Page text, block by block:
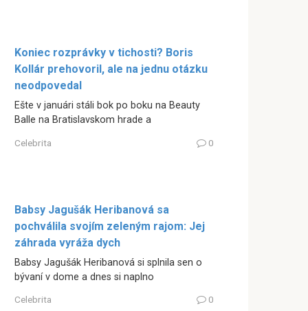
Koniec rozprávky v tichosti? Boris
Kollár prehovoril, ale na jednu otázku
neodpovedal
Ešte v januári stáli bok po boku na Beauty
Balle na Bratislavskom hrade a
Celebrita 0
Babsy Jagušák Heribanová sa
pochválila svojím zeleným rajom: Jej
záhrada vyráža dych
Babsy Jagušák Heribanová si splnila sen o
bývaní v dome a dnes si naplno
Celebrita 0